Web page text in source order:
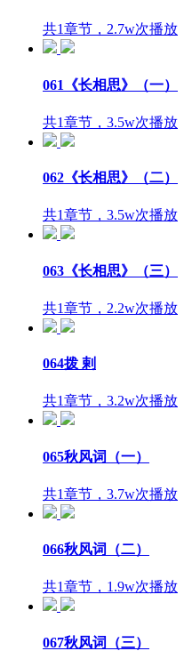
共1章节，2.7w次播放
061《长相思》（一）
共1章节，3.5w次播放
062《长相思》（二）
共1章节，3.5w次播放
063《长相思》（三）
共1章节，2.2w次播放
064拨 剌
共1章节，3.2w次播放
065秋风词（一）
共1章节，3.7w次播放
066秋风词（二）
共1章节，1.9w次播放
067秋风词（三）